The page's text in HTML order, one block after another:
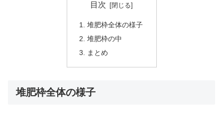
目次
堆肥枠全体の様子
堆肥枠の中
まとめ
堆肥枠全体の様子